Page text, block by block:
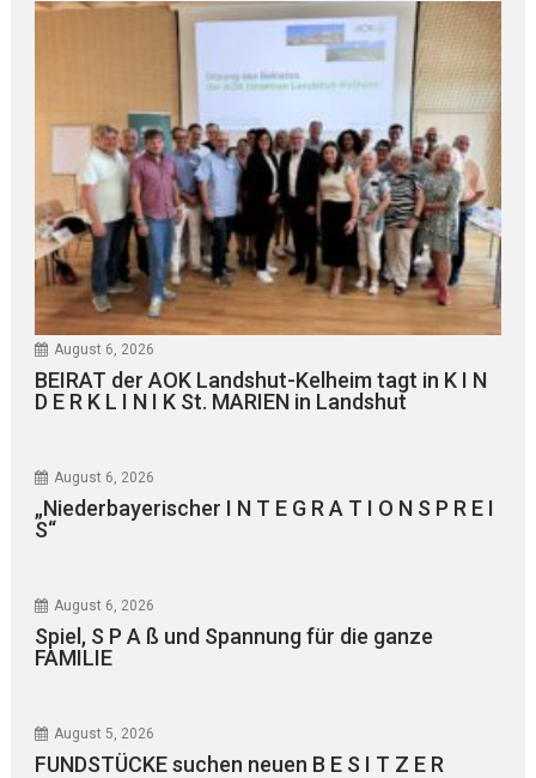
August 6, 2026
BEIRAT der AOK Landshut-Kelheim tagt in K I N
D E R K L I N I K St. MARIEN in Landshut
August 6, 2026
„Niederbayerischer I N T E G R A T I O N S P R E I
S“
August 6, 2026
Spiel, S P A ß und Spannung für die ganze
FAMILIE
August 5, 2026
FUNDSTÜCKE suchen neuen B E S I T Z E R